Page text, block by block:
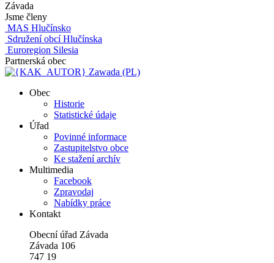
Závada
Jsme členy
MAS Hlučínsko
Sdružení obcí Hlučínska
Euroregion Silesia
Partnerská obec
Zawada (PL)
Obec
Historie
Statistické údaje
Úřad
Povinné informace
Zastupitelstvo obce
Ke stažení archív
Multimedia
Facebook
Zpravodaj
Nabídky práce
Kontakt
Obecní úřad Závada
Závada 106
747 19